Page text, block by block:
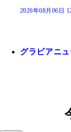
2026年08月06日
グラビアニ